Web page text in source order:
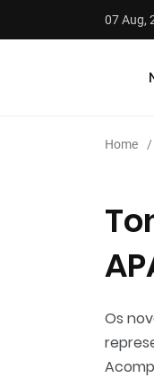
07 Aug,
Home
Os
Análises